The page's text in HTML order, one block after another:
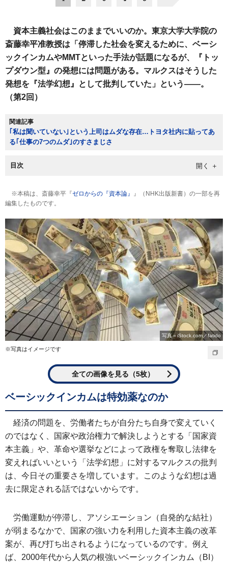
資本主義社会はこのままでいいのか。東京大学大学院の
斎藤幸平准教授は「停滞した社会を変えるために、ベーシ
ックインカムやMMTといった手法が話題になるが、『トッ
プダウン型』の発想には問題がある。マルクスはそうした
発想を『法学幻想』として批判していた」という――。
（第2回）
関連記事
｢私は聞いていない｣という上司はムダな存在…トヨタ社内に貼ってあ
る｢仕事の7つのムダ｣のすさまじさ
目次
※本稿は、斎藤幸平『ゼロからの『資本論』
』（NHK出版新書）の一部を再
編集したものです。
写真＝iStock.com／fatido
※写真はイメージです
全ての画像を見る（5枚）
ベーシックインカムは特効薬なのか
経済の問題を、労働者たちが自分たち自身で変えていく
のではなく、国家や政治権力で解決しようとする「国家資
本主義」や、革命や選挙などによって政権を奪取し法律を
変えればいいという「法学幻想」に対するマルクスの批判
は、今日その重要さを増しています。このような幻想は過
去に限定される話ではないからです。
労働運動が停滞し、アソシエーション（自発的な結社）
が弱まるなかで、国家の強い力を利用した資本主義の改革
案が、再び打ち出されるようになっているのです。例え
ば、2000年代から人気の根強いベーシックインカム（BI）